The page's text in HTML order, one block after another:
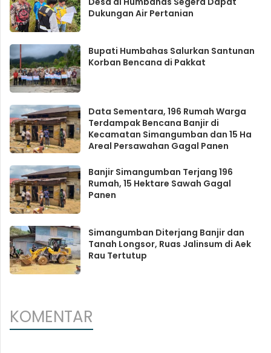
Dukungan Air Pertanian
Bupati Humbahas Salurkan Santunan
Korban Bencana di Pakkat
Data Sementara, 196 Rumah Warga
Terdampak Bencana Banjir di
Kecamatan Simangumban dan 15 Ha
Areal Persawahan Gagal Panen ‎
Banjir Simangumban Terjang 196
Rumah, 15 Hektare Sawah Gagal
Panen
Simangumban Diterjang Banjir dan
Tanah Longsor, Ruas Jalinsum di Aek
Rau Tertutup
KOMENTAR